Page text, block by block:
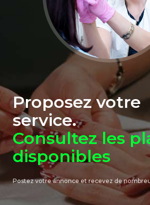
Proposez votre
service.
Consultez les
disponibles
Postez votre annonce et recevez de